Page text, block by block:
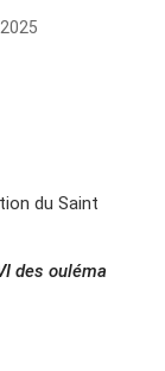
des ouléma